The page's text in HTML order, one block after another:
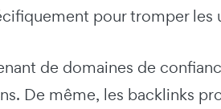
pour tromper
de domaines de
De même, les backlinks